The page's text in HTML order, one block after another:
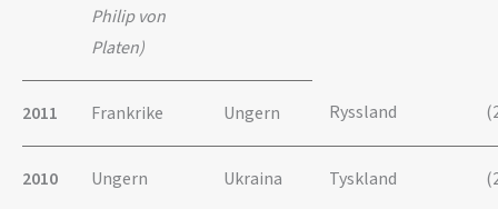
Philip von
Platen)
2011 Frankrike Ungern Ryssland
2010 Ungern Ukraina Tyskland